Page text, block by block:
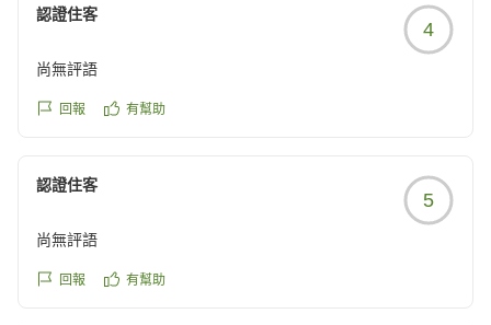
認證住客
4
尚無評語
回報 有幫助
認證住客
5
尚無評語
回報 有幫助